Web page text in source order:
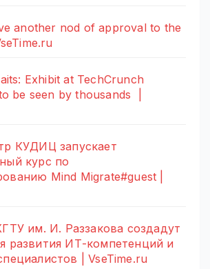
another nod of approval to the
Exhibit at TechCrunch
be seen by thousands |
КУДИЦ запускает
курс по
Mind Migrate#guest |
им. И. Раззакова создадут
развития ИТ-компетенций и
| VseTime.ru